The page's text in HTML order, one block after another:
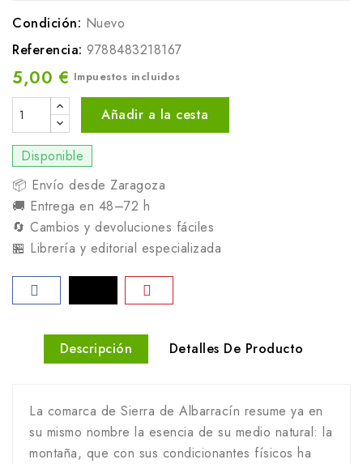
Condición: Nuevo
Referencia: 9788483218167
5,00 € Impuestos incluidos
Añadir a la cesta
Disponible
📦 Envío desde Zaragoza
🚚 Entrega en 48–72 h
🔄 Cambios y devoluciones fáciles
🏪 Librería y editorial especializada
Descripción Detalles De Producto
La comarca de Sierra de Albarracín resume ya en
su mismo nombre la esencia de su medio natural: la
montaña, que con sus condicionantes físicos ha